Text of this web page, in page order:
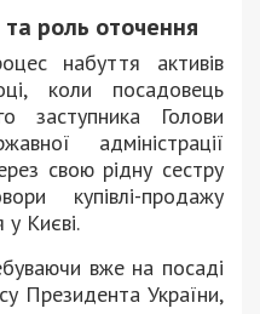
та роль оточення
набуття активів
коли посадовець
заступника Голови
адміністрації
свою рідну сестру
купівлі-продажу
Києві.
вже на посаді
Президента України,